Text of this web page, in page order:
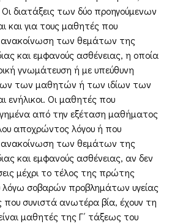
Οι διατάξεις των δύο προηγούμενων
και για τους μαθητές που
των θεμάτων της
και εμφανούς ασθένειας, η οποία
γνωμάτευση ή με υπεύθυνη
των μαθητών ή των ιδίων των
ενήλικοι. Οι μαθητές που
από την εξέταση μαθήματος
αποχρώντος λόγου ή που
των θεμάτων της
και εμφανούς ασθένειας, αν δεν
μέχρι το τέλος της πρώτης
λόγω σοβαρών προβλημάτων υγείας
συνιστά ανωτέρα βία, έχουν τη
μαθητές της Γ΄ τάξεως του